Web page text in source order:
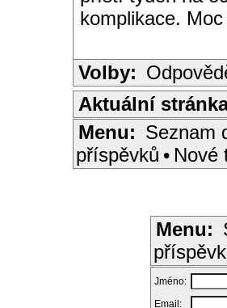
komplikace.
Volby:
Aktuální
Menu: Seznam
příspěvků • Nové
Menu:
Jméno:
Email: